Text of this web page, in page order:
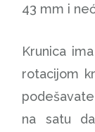
43 mm i
Krunica
rotacijom
na satu